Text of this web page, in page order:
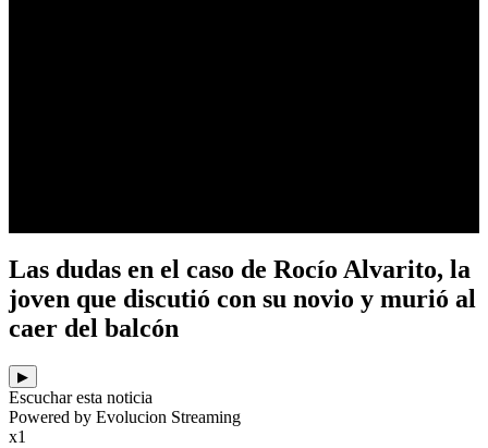
Las dudas en el caso de Rocío Alvarito, la
joven que discutió con su novio y murió al
caer del balcón
▶
Escuchar esta noticia
Powered by Evolucion Streaming
x1